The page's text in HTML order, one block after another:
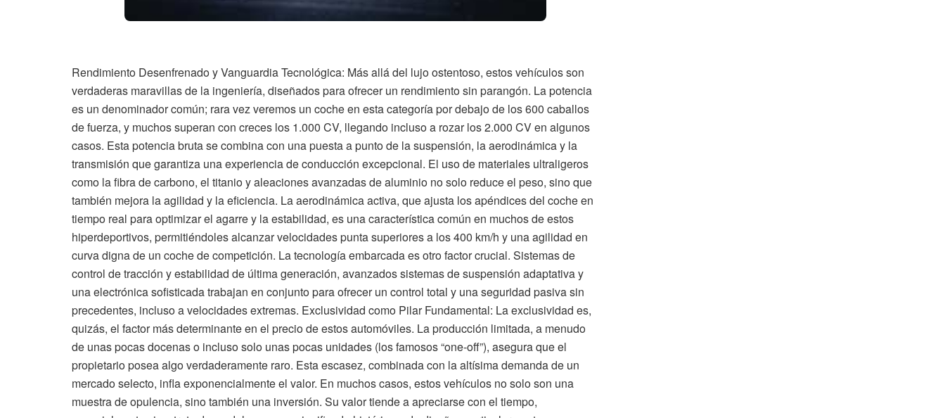
Rendimiento Desenfrenado y Vanguardia Tecnológica: Más allá del lujo ostentoso, estos vehículos son
verdaderas maravillas de la ingeniería, diseñados para ofrecer un rendimiento sin parangón. La potencia
es un denominador común; rara vez veremos un coche en esta categoría por debajo de los 600 caballos
de fuerza, y muchos superan con creces los 1.000 CV, llegando incluso a rozar los 2.000 CV en algunos
casos. Esta potencia bruta se combina con una puesta a punto de la suspensión, la aerodinámica y la
transmisión que garantiza una experiencia de conducción excepcional. El uso de materiales ultraligeros
como la fibra de carbono, el titanio y aleaciones avanzadas de aluminio no solo reduce el peso, sino que
también mejora la agilidad y la eficiencia. La aerodinámica activa, que ajusta los apéndices del coche en
tiempo real para optimizar el agarre y la estabilidad, es una característica común en muchos de estos
hiperdeportivos, permitiéndoles alcanzar velocidades punta superiores a los 400 km/h y una agilidad en
curva digna de un coche de competición. La tecnología embarcada es otro factor crucial. Sistemas de
control de tracción y estabilidad de última generación, avanzados sistemas de suspensión adaptativa y
una electrónica sofisticada trabajan en conjunto para ofrecer un control total y una seguridad pasiva sin
precedentes, incluso a velocidades extremas. Exclusividad como Pilar Fundamental: La exclusividad es,
quizás, el factor más determinante en el precio de estos automóviles. La producción limitada, a menudo
de unas pocas docenas o incluso solo unas pocas unidades (los famosos “one-off”), asegura que el
propietario posea algo verdaderamente raro. Esta escasez, combinada con la altísima demanda de un
mercado selecto, infla exponencialmente el valor. En muchos casos, estos vehículos no solo son una
muestra de opulencia, sino también una inversión. Su valor tiende a apreciarse con el tiempo,